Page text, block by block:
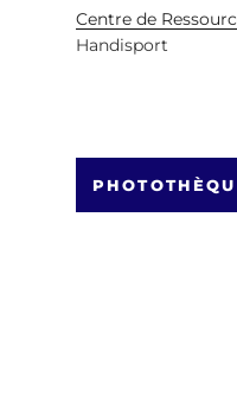
Centre de
Handisport